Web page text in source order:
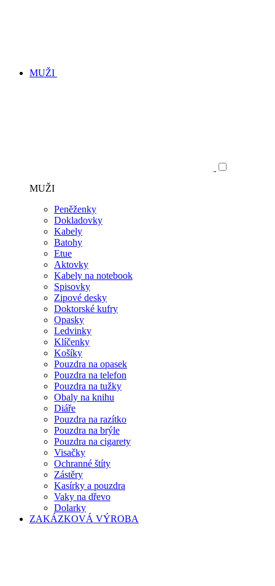
MUŽI
MUŽI
Peněženky
Dokladovky
Kabely
Batohy
Etue
Aktovky
Kabely na notebook
Spisovky
Zipové desky
Doktorské kufry
Opasky
Ledvinky
Klíčenky
Košíky
Pouzdra na opasek
Pouzdra na telefon
Pouzdra na tužky
Obaly na knihu
Diáře
Pouzdra na razítko
Pouzdra na brýle
Pouzdra na cigarety
Visačky
Ochranné štíty
Zástěry
Kasírky a pouzdra
Vaky na dřevo
Dolarky
ZAKÁZKOVÁ VÝROBA